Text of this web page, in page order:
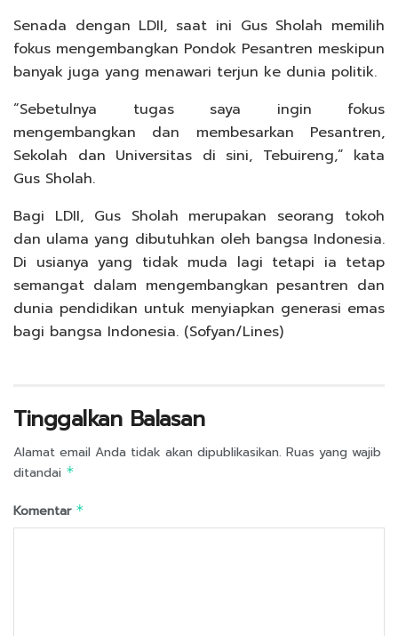
Senada dengan LDII, saat ini Gus Sholah memilih
fokus mengembangkan Pondok Pesantren meskipun
banyak juga yang menawari terjun ke dunia politik.
“Sebetulnya tugas saya ingin fokus
mengembangkan dan membesarkan Pesantren,
Sekolah dan Universitas di sini, Tebuireng,” kata
Gus Sholah.
Bagi LDII, Gus Sholah merupakan seorang tokoh
dan ulama yang dibutuhkan oleh bangsa Indonesia.
Di usianya yang tidak muda lagi tetapi ia tetap
semangat dalam mengembangkan pesantren dan
dunia pendidikan untuk menyiapkan generasi emas
bagi bangsa Indonesia. (Sofyan/Lines)
Tinggalkan Balasan
Alamat email Anda tidak akan dipublikasikan. Ruas yang wajib
ditandai *
Komentar *